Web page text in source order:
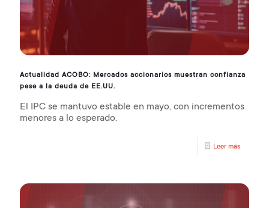
Actualidad ACOBO: Mercados accionarios muestran confianza
pese a la deuda de EE.UU.
El IPC se mantuvo estable en mayo, con incrementos
menores a lo esperado.
Leer más